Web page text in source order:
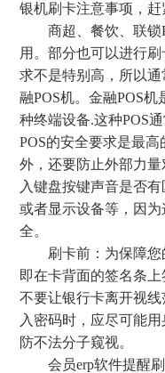
银机刷卡注意事项，赶
商超、餐饮、联锁
用。部分也可以进行
求不是特别高，所以
融POS机。金融POS
种终端设备.这种POS
POS的安全要求是最
外，还要防止外部力
入键盘按键声音是否
或者显示设备等，因
全。
刷卡前：为保障您
即在卡背面的签名条上
不要让银行卡离开视
入密码时，应尽可能
防不法分子窥视。
会员erp软件提醒刷